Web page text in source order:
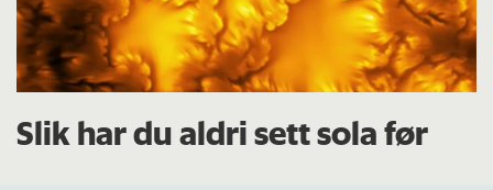
Slik har du aldri sett sola før